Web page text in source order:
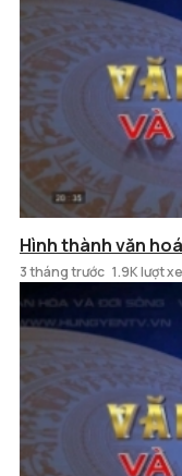
Hình thành văn
3 tháng trước 1.9K lượt